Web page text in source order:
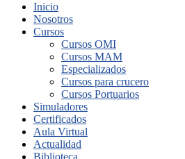
Inicio
Nosotros
Cursos
Cursos OMI
Cursos MAM
Especializados
Cursos para crucero
Cursos Portuarios
Simuladores
Certificados
Aula Virtual
Actualidad
Biblioteca